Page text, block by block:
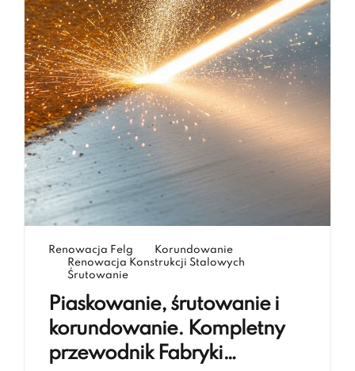
Renowacja Felg
Korundowanie
Renowacja Konstrukcji Stalowych
Śrutowanie
Piaskowanie, śrutowanie i
korundowanie. Kompletny
przewodnik Fabryki